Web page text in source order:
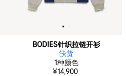
BODIES针织拉链开衫
缺货
1种颜色
¥14,900